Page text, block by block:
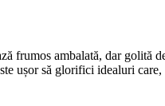
frumos ambalată, dar
ușor să glorifici idealuri